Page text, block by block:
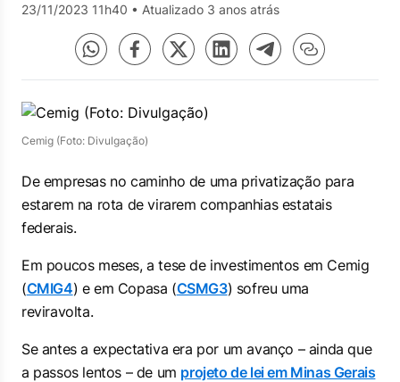
23/11/2023 11h40 • Atualizado 3 anos atrás
Cemig (Foto: Divulgação)
De empresas no caminho de uma privatização para
estarem na rota de virarem companhias estatais
federais.
Em poucos meses, a tese de investimentos em Cemig
(CMIG4) e em Copasa (CSMG3) sofreu uma
reviravolta.
Se antes a expectativa era por um avanço – ainda que
a passos lentos – de um projeto de lei em Minas Gerais